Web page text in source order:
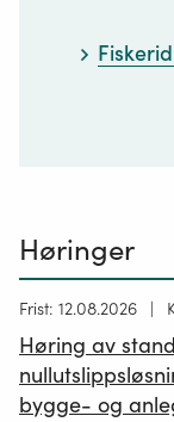
Høringer
Høring
publisert
12.05.2026
Frist: 12.08.2026
Høring av
bygge- og